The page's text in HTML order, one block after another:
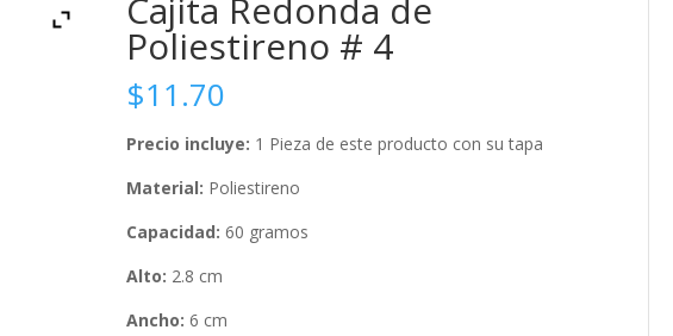
Cajita Redonda de
Poliestireno # 4
$11.70
Precio incluye: 1 Pieza de este producto con su tapa
Material: Poliestireno
Capacidad: 60 gramos
Alto: 2.8 cm
Ancho: 6 cm